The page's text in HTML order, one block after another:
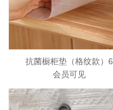
抗菌橱柜垫（格纹款）6
会员可见